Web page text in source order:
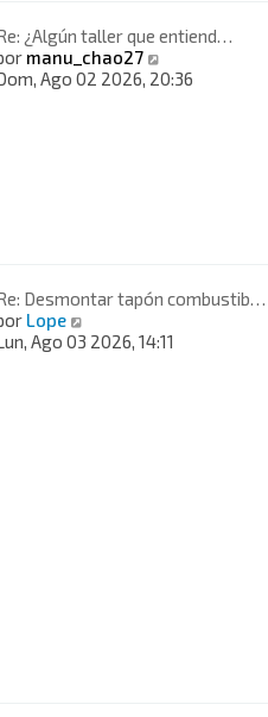
e
n
s
a
¿Algún taller que entiend…
manu_chao27
e
n
s
a
j
Ago 02 2026, 20:36
Desmontar tapón combustib…
Lope
e
Ago 03 2026, 14:11